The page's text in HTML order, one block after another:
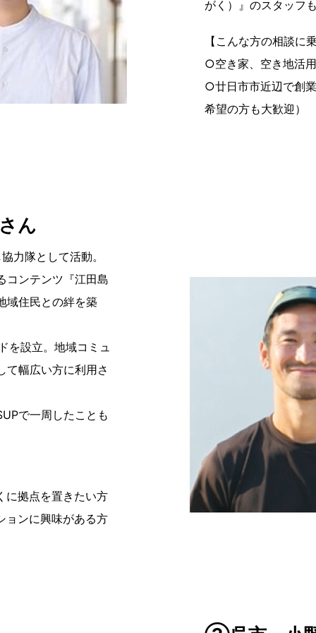
がく）』のスタッフ
【こんな方の相談に
○空き家、空き地活
○廿日市市近辺で創
希望の方も大歓迎）
ん
力隊として活動。
コンテンツ『江田島
域住民との絆を築
を設立。地域コミュ
て幅広い方に利用さ
で一周したことも
に拠点を置きたい方
ョンに興味がある方